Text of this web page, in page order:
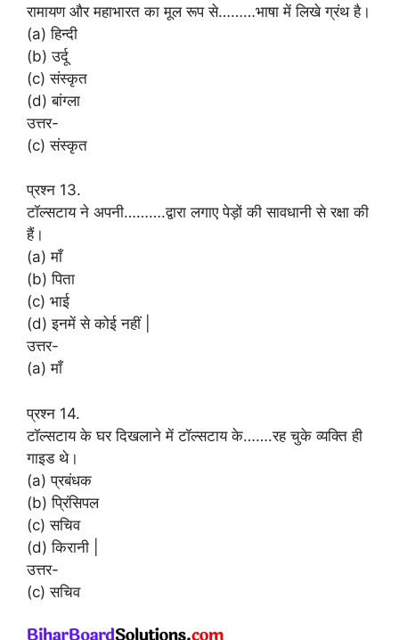
रामायण और महाभारत का मूल रूप से………भाषा में लिखे ग्रंथ है।
(a) हिन्दी
(b) उर्दू
(c) संस्कृत
(d) बांग्ला
उत्तर-
(c) संस्कृत
प्रश्न 13.
टॉल्सटाय ने अपनी……….द्वारा लगाए पेड़ों की सावधानी से रक्षा की
हैं।
(a) माँ
(b) पिता
(c) भाई
(d) इनमें से कोई नहीं |
उत्तर-
(a) माँ
प्रश्न 14.
टॉल्सटाय के घर दिखलाने में टॉल्सटाय के…….रह चुके व्यक्ति ही
गाइड थे।
(a) प्रबंधक
(b) प्रिंसिपल
(c) सचिव
(d) किरानी |
उत्तर-
(c) सचिव